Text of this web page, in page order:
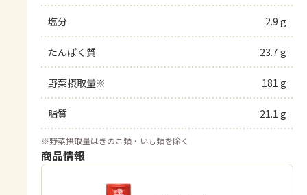
塩分 2.9 g
たんぱく質 23.7 g
野菜摂取量※ 181 g
脂質 21.1 g
※野菜摂取量はきのこ類・いも類を除く
商品情報